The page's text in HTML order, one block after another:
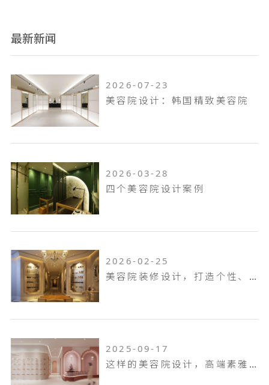
最新新闻
2026-07-23
美容院设计：韩国精致美容院
2026-03-28
四个美容院设计案例
2026-02-25
美容院装修设计，打造个性、有人气的美容中心！
2025-09-17
这样的美容院设计，高端素雅有张力！